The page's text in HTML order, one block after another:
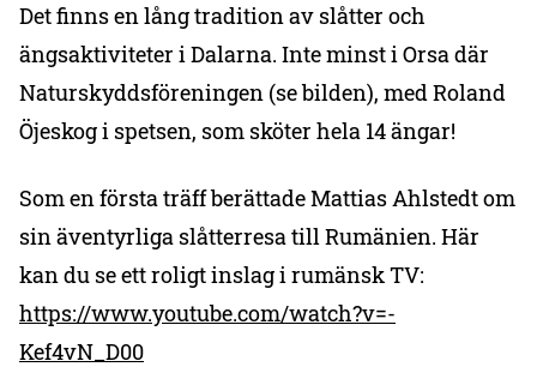
Det finns en lång tradition av slåtter och
ängsaktiviteter i Dalarna. Inte minst i Orsa där
Naturskyddsföreningen (se bilden), med Roland
Öjeskog i spetsen, som sköter hela 14 ängar!
Som en första träff berättade Mattias Ahlstedt om
sin äventyrliga slåtterresa till Rumänien. Här
kan du se ett roligt inslag i rumänsk TV:
https://www.youtube.com/watch?v=-
Kef4vN_D00